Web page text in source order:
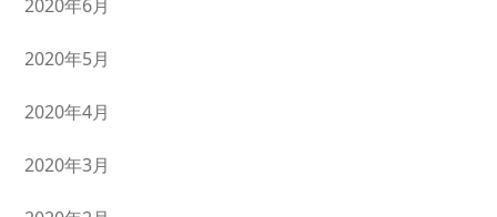
2020年6月
2020年5月
2020年4月
2020年3月